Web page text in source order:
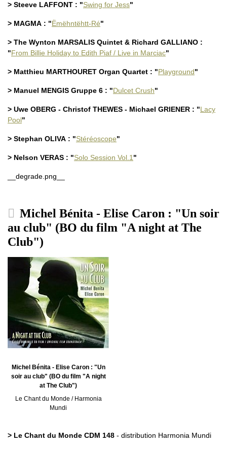
> Steeve LAFFONT : "Swing for Jess"
> MAGMA : "Ëmëhntëhtt-Ré"
> The Wynton MARSALIS Quintet & Richard GALLIANO :
"From Billie Holiday to Edith Piaf / Live in Marciac"
> Matthieu MARTHOURET Organ Quartet : "Playground"
> Manuel MENGIS Gruppe 6 : "Dulcet Crush"
> Uwe OBERG - Christof THEWES - Michael GRIENER : "Lacy
Pool"
> Stephan OLIVA : "Stéréoscope"
> Nelson VERAS : "Solo Session Vol.1 "
__degrade.png__
Michel Bénita - Elise Caron : "Un soir
au club" (BO du film "A night at The
Club")
Michel Bénita - Elise Caron : "Un
soir au club" (BO du film "A night
at The Club")
Le Chant du Monde / Harmonia
Mundi
> Le Chant du Monde CDM 148 - distribution Harmonia Mundi